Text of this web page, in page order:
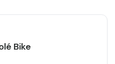
Bike